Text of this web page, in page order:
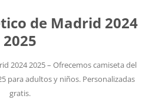
de Madrid 2024
2025
2024 2025 – Ofrecemos camiseta del
para adultos y niños. Personalizadas
gratis.